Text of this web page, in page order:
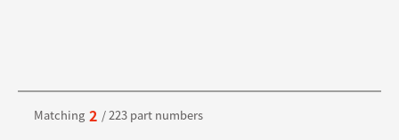
Matching 2 / 223 part numbers